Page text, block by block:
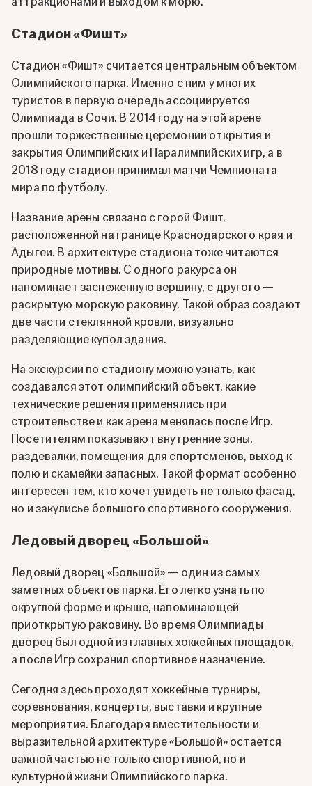
Стадион «Фишт»
Стадион «Фишт» считается центральным объектом
Олимпийского парка. Именно с ним у многих
туристов в первую очередь ассоциируется
Олимпиада в Сочи. В 2014 году на этой арене
прошли торжественные церемонии открытия и
закрытия Олимпийских и Паралимпийских игр, а в
2018 году стадион принимал матчи Чемпионата
мира по футболу.
Название арены связано с горой Фишт,
расположенной на границе Краснодарского края и
Адыгеи. В архитектуре стадиона тоже читаются
природные мотивы. С одного ракурса он
напоминает заснеженную вершину, с другого —
раскрытую морскую раковину. Такой образ создают
две части стеклянной кровли, визуально
разделяющие купол здания.
На экскурсии по стадиону можно узнать, как
создавался этот олимпийский объект, какие
технические решения применялись при
строительстве и как арена менялась после Игр.
Посетителям показывают внутренние зоны,
раздевалки, помещения для спортсменов, выход к
полю и скамейки запасных. Такой формат особенно
интересен тем, кто хочет увидеть не только фасад,
но и закулисье большого спортивного сооружения.
Ледовый дворец «Большой»
Ледовый дворец «Большой» — один из самых
заметных объектов парка. Его легко узнать по
округлой форме и крыше, напоминающей
приоткрытую раковину. Во время Олимпиады
дворец был одной из главных хоккейных площадок,
а после Игр сохранил спортивное назначение.
Сегодня здесь проходят хоккейные турниры,
соревнования, концерты, выставки и крупные
мероприятия. Благодаря вместительности и
выразительной архитектуре «Большой» остается
важной частью не только спортивной, но и
культурной жизни Олимпийского парка.